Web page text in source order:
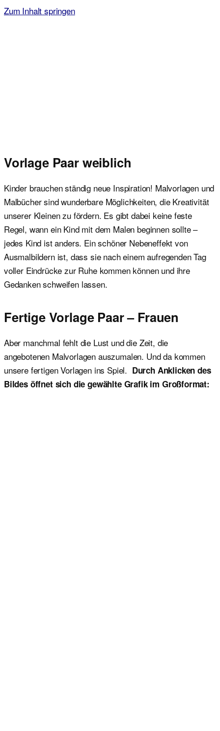
Zum Inhalt springen
Vorlage Paar weiblich
Kinder brauchen ständig neue Inspiration! Malvorlagen und
Malbücher sind wunderbare Möglichkeiten, die Kreativität
unserer Kleinen zu fördern. Es gibt dabei keine feste
Regel, wann ein Kind mit dem Malen beginnen sollte –
jedes Kind ist anders. Ein schöner Nebeneffekt von
Ausmalbildern ist, dass sie nach einem aufregenden Tag
voller Eindrücke zur Ruhe kommen können und ihre
Gedanken schweifen lassen.
Fertige Vorlage Paar – Frauen
Aber manchmal fehlt die Lust und die Zeit, die
angebotenen Malvorlagen auszumalen. Und da kommen
unsere fertigen Vorlagen ins Spiel. Durch Anklicken des
Bildes öffnet sich die gewählte Grafik im Großformat: